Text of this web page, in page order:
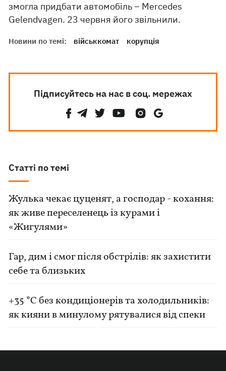
змогла придбати автомобіль – Mercedes
Gelendvagen. 23 червня його звільнили.
Новини по темі: військкомат корупція
Підписуйтесь на нас в соц. мережах
Статті по темі
Жулька чекає цуценят, а господар - кохання:
як живе переселенець із курами і
«Жигулями»
Гар, дим і смог після обстрілів: як захистити
себе та близьких
+35 °C без кондиціонерів та холодильників:
як кияни в минулому рятувалися від спеки